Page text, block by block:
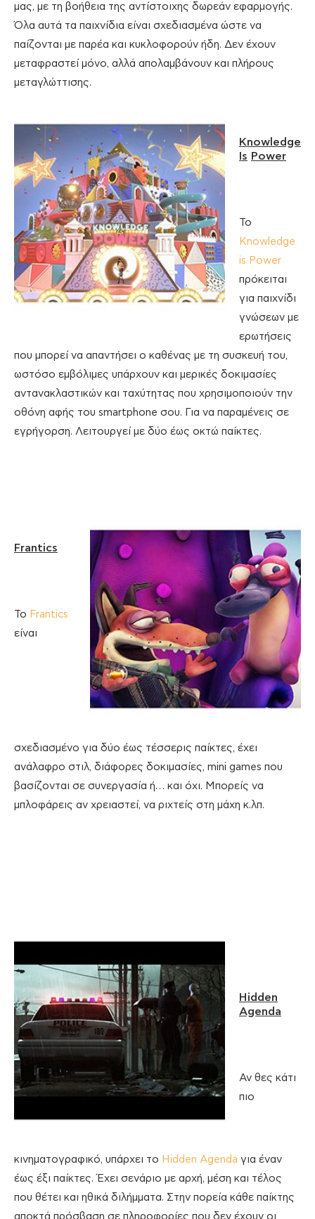
μας, με τη βοήθεια της αντίστοιχης δωρεάν εφαρμογής.
Όλα αυτά τα παιχνίδια είναι σχεδιασμένα ώστε να
παίζονται με παρέα και κυκλοφορούν ήδη. Δεν έχουν
μεταφραστεί μόνο, αλλά απολαμβάνουν και πλήρους
μεταγλώττισης.
Knowledge
Is Power
Το
Knowledge
is Power
πρόκειται
για παιχνίδι
γνώσεων με
ερωτήσεις
που μπορεί να απαντήσει ο καθένας με τη συσκευή του,
ωστόσο εμβόλιμες υπάρχουν και μερικές δοκιμασίες
αντανακλαστικών και ταχύτητας που χρησιμοποιούν την
οθόνη αφής του smartphone σου. Για να παραμένεις σε
εγρήγορση. Λειτουργεί με δύο έως οκτώ παίκτες.
Frantics
Το Frantics
είναι
σχεδιασμένο για δύο έως τέσσερις παίκτες, έχει
ανάλαφρο στιλ, διάφορες δοκιμασίες, mini games που
βασίζονται σε συνεργασία ή… και όχι. Μπορείς να
μπλοφάρεις αν χρειαστεί, να ριχτείς στη μάχη κ.λπ.
Hidden
Agenda
Αν θες κάτι
πιο
κινηματογραφικό, υπάρχει το Hidden Agenda για έναν
έως έξι παίκτες. Έχει σενάριο με αρχή, μέση και τέλος
που θέτει και ηθικά διλήμματα. Στην πορεία κάθε παίκτης
αποκτά πρόσβαση σε πληροφορίες που δεν έχουν οι